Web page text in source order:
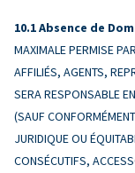
Absence de
MAXIMALE PERMISE
AFFILIÉS, AGENTS,
SERA RESPONSABLE
(SAUF
JURIDIQUE OU
CONSÉCUTIFS,